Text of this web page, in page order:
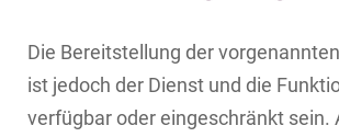
Die Bereitstellung der
ist jedoch der Dienst und die
verfügbar oder eingeschränkt sein.